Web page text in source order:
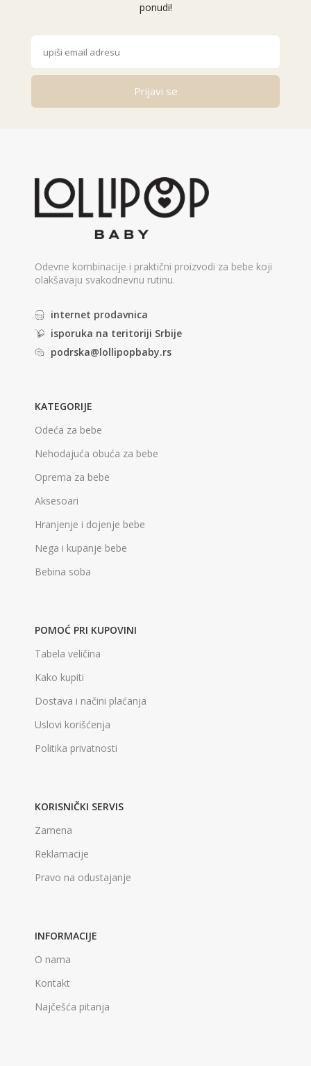
ponudi!
Prijavi se
Odevne kombinacije i praktični proizvodi za bebe koji
olakšavaju svakodnevnu rutinu.
internet prodavnica
isporuka na teritoriji Srbije
podrska@lollipopbaby.rs
KATEGORIJE
Odeća za bebe
Nehodajuća obuća za bebe
Oprema za bebe
Aksesoari
Hranjenje i dojenje bebe
Nega i kupanje bebe
Bebina soba
POMOĆ PRI KUPOVINI
Tabela veličina
Kako kupiti
Dostava i načini plaćanja
Uslovi korišćenja
Politika privatnosti
KORISNIČKI SERVIS
Zamena
Reklamacije
Pravo na odustajanje
INFORMACIJE
O nama
Kontakt
Najčešća pitanja